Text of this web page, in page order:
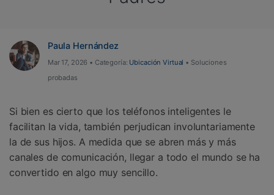
Paula Hernández
Mar 17, 2026 • Categoría: Ubicación Virtual • Soluciones
probadas
Si bien es cierto que los teléfonos inteligentes le
facilitan la vida, también perjudican involuntariamente
la de sus hijos. A medida que se abren más y más
canales de comunicación, llegar a todo el mundo se ha
convertido en algo muy sencillo.